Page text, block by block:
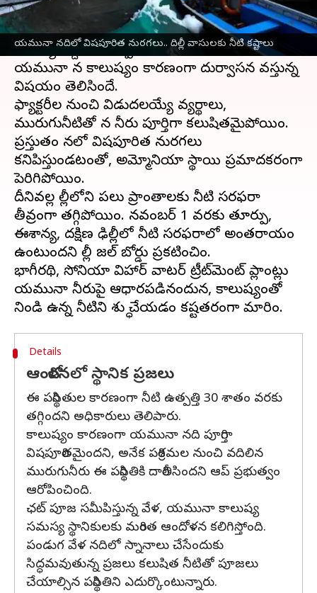
యమునా నదిలో విషపూరిత నురగలు.. దిల్లీ వాసులకు నీటి కష్టాలు
ఈ వార్తాకథనం ఏంటి
దిల్లీప్రజలకు గాలి కాలుష్యంతో పాటు నీటి కొరత
సమస్య పెద్ద తలనొప్పిగా మారుతోంది. నగరంలోని
యమునా నది కాలుష్యం కారణంగా దుర్వాసన వస్తున్న
విషయం తెలిసిందే.
ఫ్యాక్టరీల నుంచి విడుదలయ్యే వ్యర్థాలు,
మురుగునీటితో నది నీరు పూర్తిగా కలుషితమైపోయింది.
ప్రస్తుతం నదిలో విషపూరిత నురగలు
కనిపిస్తుండటంతో, అమ్మోనియా స్థాయి ప్రమాదకరంగా
పెరిగిపోయింది.
దీనివల్ల దిల్లీలోని పలు ప్రాంతాలకు నీటి సరఫరా
తీవ్రంగా తగ్గిపోయింది. నవంబర్ 1 వరకు తూర్పు,
ఈశాన్య, దక్షిణ ఢిల్లీలో నీటి సరఫరాలో అంతరాయం
ఉంటుందని దిల్లీ జల్ బోర్డు ప్రకటించింది.
భాగీరథి, సోనియా విహార్ వాటర్ ట్రీట్‌మెంట్ ప్లాంట్లు
యమునా నీరుపై ఆధారపడినందున, కాలుష్యంతో
Details
ఆందోళనలో స్థానిక ప్రజలు
ఈ పరిస్థితుల కారణంగా నీటి ఉత్పత్తి 30 శాతం వరకు
తగ్గిందని అధికారులు తెలిపారు.
కాలుష్యం కారణంగా యమునా నది పూర్తిగా
విషపూరితమైందని, అనేక పరిశ్రమల నుంచి వదిలిన
మురుగునీరు ఈ పరిస్థితికి దారితీసిందని ఆప్ ప్రభుత్వం
ఆరోపించింది.
ఛట్ పూజ సమీపిస్తున్న వేళ, యమునా కాలుష్య
సమస్య స్థానికులకు మరింత ఆందోళన కలిగిస్తోంది.
పండుగ వేళ నదిలో స్నానాలు చేసేందుకు
సిద్ధమవుతున్న ప్రజలు కలుషిత నీటితో పూజలు
చేయాల్సిన పరిస్థితిని ఎదుర్కొంటున్నారు.